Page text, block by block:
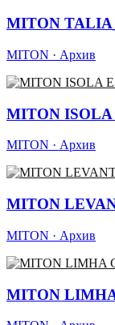
MITON
MITON · Архив
MITON ISOLA
MITON · Архив
MITON
MITON · Архив
MITON